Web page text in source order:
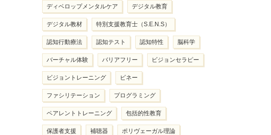
ディベロップメンタルケア デジタル教育
デジタル教材 特別支援教育士（S.E.N.S）
認知行動療法 認知テスト 認知特性 脳科学
バーチャル体験 バリアフリー ビジョンセラピー
ビジョントレーニング ビネー
ファシリテーション プログラミング
ペアレントトレーニング 包括的性教育
保護者支援 補聴器 ポリヴェーガル理論